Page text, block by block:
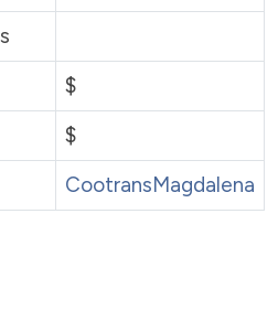
$
$
CootransMagdalena